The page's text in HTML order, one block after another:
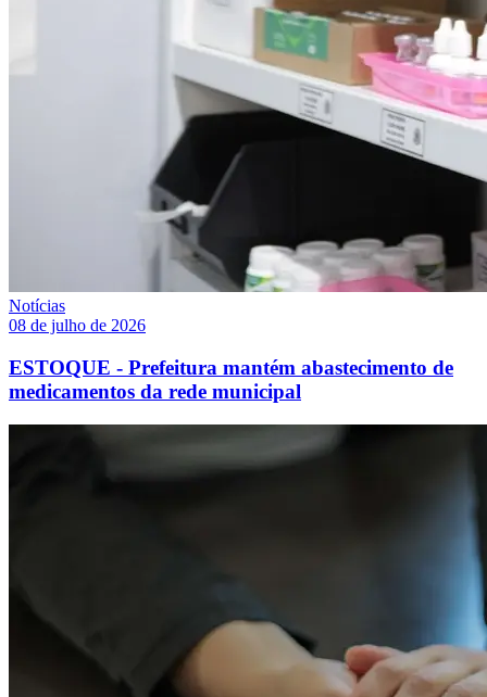
Notícias
08 de julho de 2026
ESTOQUE - Prefeitura mantém abastecimento de
medicamentos da rede municipal